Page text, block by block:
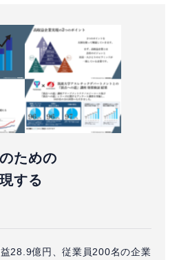
ための
する
28.9億円、従業員200名の企業